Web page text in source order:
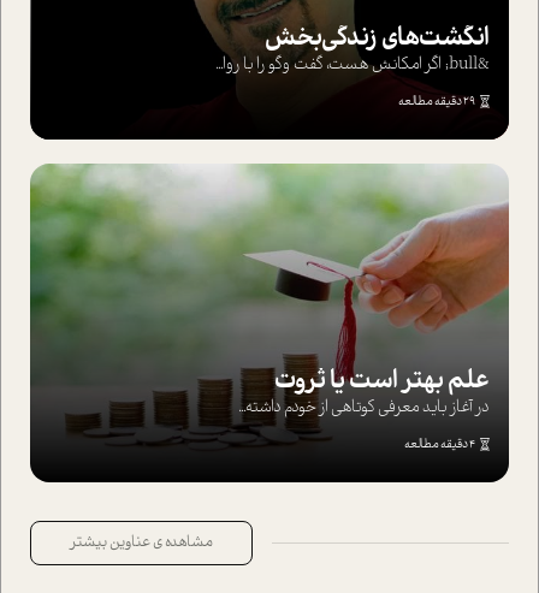
انگشت‌های‌ زندگی‌بخش
&bull; اگر امکانش هست، گفت وگو را با روا...
29 دقیقه مطالعه
علم بهتر است یا ثروت
در آغاز باید معرفی کوتاهی از خودم داشته...
4 دقیقه مطالعه
مشاهده ی عناوین بیشتر